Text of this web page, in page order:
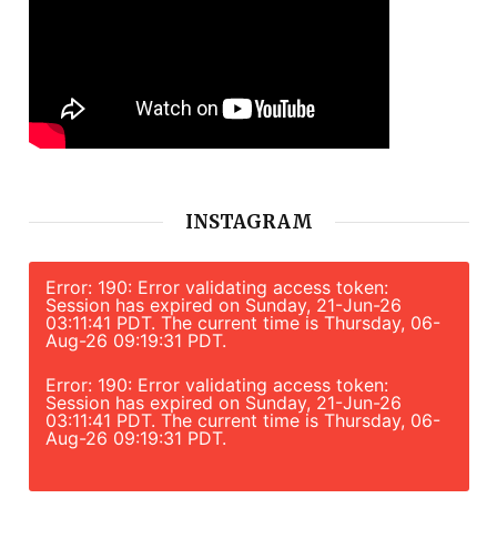
INSTAGRAM
Error: 190: Error validating access token:
Session has expired on Sunday, 21-Jun-26
03:11:41 PDT. The current time is Thursday, 06-
Aug-26 09:19:31 PDT.
Error: 190: Error validating access token:
Session has expired on Sunday, 21-Jun-26
03:11:41 PDT. The current time is Thursday, 06-
Aug-26 09:19:31 PDT.